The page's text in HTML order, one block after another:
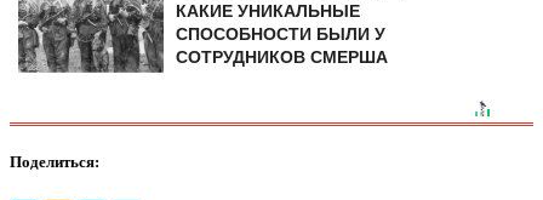
КАКИЕ УНИКАЛЬНЫЕ
СПОСОБНОСТИ БЫЛИ У
СОТРУДНИКОВ СМЕРША
Поделиться: